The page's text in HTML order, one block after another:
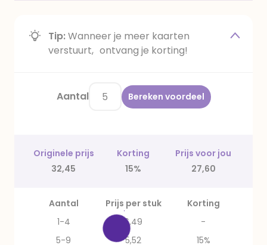
Tip:Wanneer je meer kaarten
verstuurt, ontvang je korting!
Aantal Bereken voordeel
Originele prijs Korting
Prijs voor jou
32,45
15% 27,60
Aantal Prijs per stuk
Korting
1-4
6,49
-
5-9
5,52
15%